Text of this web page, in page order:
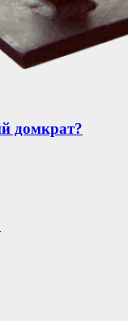
домкрат?